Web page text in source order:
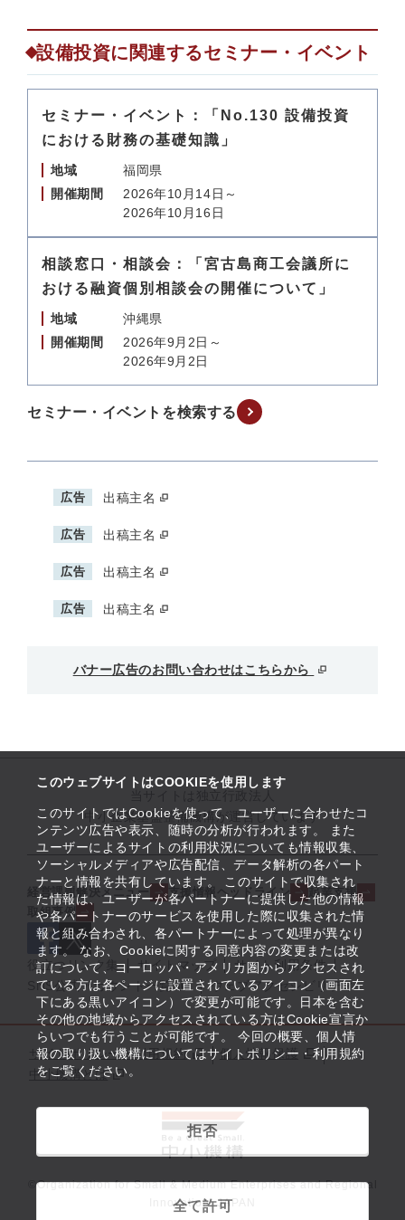
このウェブサイトはCOOKIEを使用します
このサイトではCookieを使って、ユーザーに合わせたコ
ンテンツ広告や表示、随時の分析が行われます。 また
ユーザーによるサイトの利用状況についても情報収集、
ソーシャルメディアや広告配信、データ解析の各パート
ナーと情報を共有しています。 このサイトで収集され
た情報は、ユーザーが各パートナーに提供した他の情報
や各パートナーのサービスを使用した際に収集された情
報と組み合わされ、各パートナーによって処理が異なり
ます。 なお、Cookieに関する同意内容の変更または改
訂について、ヨーロッパ・アメリカ圏からアクセスされ
ている方は各ページに設置されているアイコン（画面左
下にある黒いアイコン）で変更が可能です。日本を含む
その他の地域からアクセスされている方はCookie宣言か
らいつでも行うことが可能です。 今回の概要、個人情
報の取り扱い機構についてはサイトポリシー・利用規約
をご覧ください。
拒否
全て許可
設備投資に関連するセミナー・イベント
セミナー・イベント：「No.130 設備投資
における財務の基礎知識」
地域
福岡県
開催期間
2026年10月14日～
2026年10月16日
相談窓口・相談会：「宮古島商工会議所に
おける融資個別相談会の開催について」
地域
沖縄県
開催期間
2026年9月2日～
2026年9月2日
セミナー・イベントを検索する
広告 出稿主名
広告 出稿主名
広告 出稿主名
広告 出稿主名
バナー広告のお問い合わせはこちらから
中小企業基盤整備機構が運営しています
経営課題解決メニュー 支援情報ヘッドライン
起業支援
取組事例
役立つリンク集 サイトマップ
サイト利用条件
SNS公式アカウント一覧
ウェブアクセシビリティ
サイトポリシー・利用規約
個人情報保護
中小機構とは
©Organization for Small & Medium Enterprises and Regional
Innovation, JAPAN